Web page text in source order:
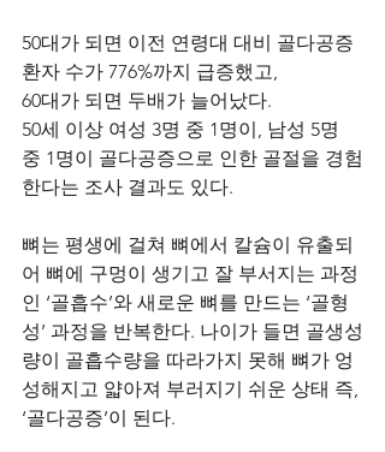
50대가 되면 이전 연령대 대비 골다공증
환자 수가 776%까지 급증했고,
60대가 되면 두배가 늘어났다.
50세 이상 여성 3명 중 1명이, 남성 5명
중 1명이 골다공증으로 인한 골절을 경험
한다는 조사 결과도 있다.
뼈는 평생에 걸쳐 뼈에서 칼슘이 유출되
어 뼈에 구멍이 생기고 잘 부서지는 과정
인 ‘골흡수’와 새로운 뼈를 만드는 ‘골형
성’ 과정을 반복한다. 나이가 들면 골생성
량이 골흡수량을 따라가지 못해 뼈가 엉
성해지고 얇아져 부러지기 쉬운 상태 즉,
‘골다공증’이 된다.